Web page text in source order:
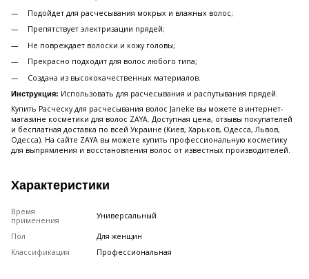
Подойдет для расчесывания мокрых и влажных волос;
Препятствует электризации прядей;
Не повреждает волоски и кожу головы;
Прекрасно подходит для волос любого типа;
Создана из высококачественных материалов.
Инструкция: Использовать для расчесывания и распутывания прядей.
Купить Расческу для расчесывания волос Janeke вы можете в интернет-
магазине косметики для волос ZAYA. Доступная цена, отзывы покупателей
и бесплатная доставка по всей Украине (Киев, Харьков, Одесса, Львов,
Одесса). На сайте ZAYA вы можете купить профессиональную косметику
для выпрямления и восстановления волос от известных производителей.
Характеристики
Время
применения
Универсальный
Пол
Для женщин
Классификация
Профессиональная